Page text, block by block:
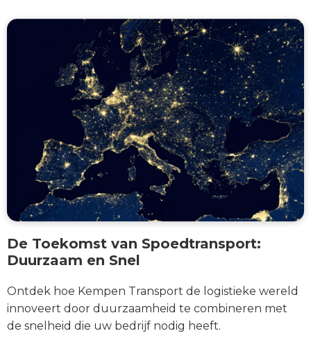
De Toekomst van Spoedtransport:
Duurzaam en Snel
Ontdek hoe Kempen Transport de logistieke wereld
innoveert door duurzaamheid te combineren met
de snelheid die uw bedrijf nodig heeft.